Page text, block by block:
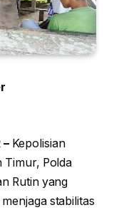
–Kepolisian
Timur, Polda
Rutin yang
stabilitas